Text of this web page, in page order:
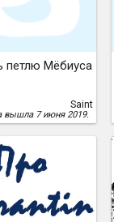
петлю Мёбиуса
Saint
вышла 7 июня 2019.